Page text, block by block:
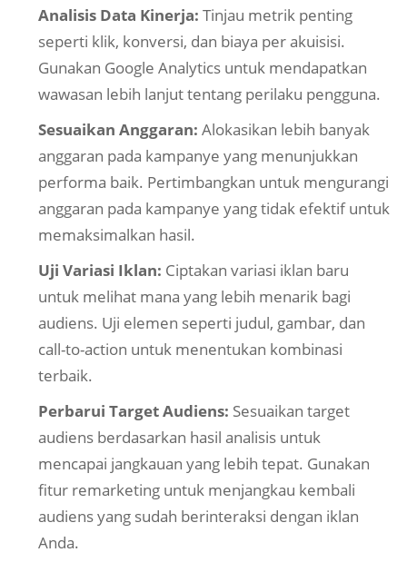
Analisis Data Kinerja: Tinjau metrik penting
seperti klik, konversi, dan biaya per akuisisi.
Gunakan Google Analytics untuk mendapatkan
wawasan lebih lanjut tentang perilaku pengguna.
Sesuaikan Anggaran: Alokasikan lebih banyak
anggaran pada kampanye yang menunjukkan
performa baik. Pertimbangkan untuk mengurangi
anggaran pada kampanye yang tidak efektif untuk
memaksimalkan hasil.
Uji Variasi Iklan: Ciptakan variasi iklan baru
untuk melihat mana yang lebih menarik bagi
audiens. Uji elemen seperti judul, gambar, dan
call-to-action untuk menentukan kombinasi
terbaik.
Perbarui Target Audiens: Sesuaikan target
audiens berdasarkan hasil analisis untuk
mencapai jangkauan yang lebih tepat. Gunakan
fitur remarketing untuk menjangkau kembali
audiens yang sudah berinteraksi dengan iklan
Anda.